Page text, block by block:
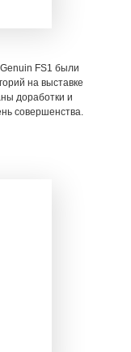
Genuin FS1 были
на выставке
доработки и
совершенства.